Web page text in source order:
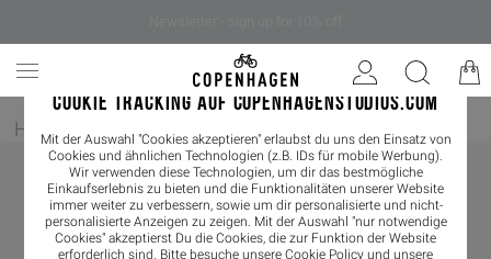
COOKIE TRACKING AUF COPENHAGENSTUDIOS.COM
Mit der Auswahl "Cookies akzeptieren" erlaubst du uns den Einsatz von
Cookies und ähnlichen Technologien (z.B. IDs für mobile Werbung).
Wir verwenden diese Technologien, um dir das bestmögliche
Einkaufserlebnis zu bieten und die Funktionalitäten unserer Website
immer weiter zu verbessern, sowie um dir personalisierte und nicht-
personalisierte Anzeigen zu zeigen. Mit der Auswahl "nur notwendige
Cookies" akzeptierst Du die Cookies, die zur Funktion der Website
erforderlich sind. Bitte besuche unsere Cookie Policy und unsere
Home / Damen/ Sneaker